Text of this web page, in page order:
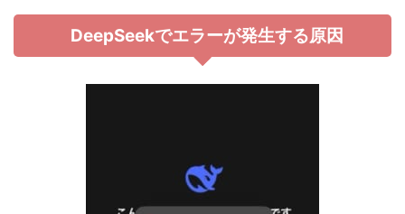
DeepSeekでエラーが発生する原因